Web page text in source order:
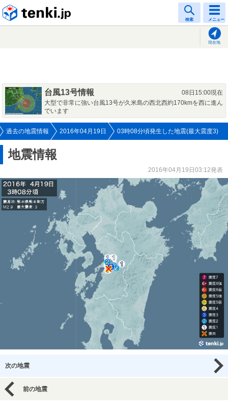
検索 メニュー
現在地
台風13号情報
08日15:00現在
大型で非常に強い台風13号が久米島の西北西約170kmを西に進ん
でいます
過去の地震情報 2016年04月19日 03時08分頃発生した地震(最大震度3)
地震情報
2016年04月19日03:12発表
次の地震
前の地震